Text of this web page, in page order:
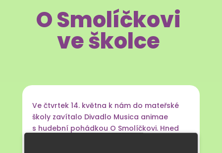
O Smolíčkovi
ve školce
Ve čtvrtek 14. května k nám do mateřské
školy zavítalo Divadlo Musica animae
s hudební pohádkou O Smolíčkovi. Hned